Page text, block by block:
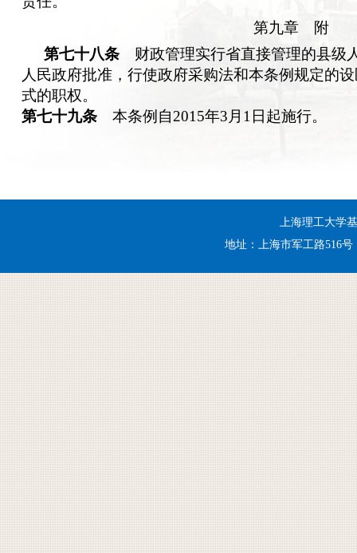
第九章 附
第七十八条财政管理实行省直接管理的县级
人民政府批准，行使政府采购法和本条例规定的
式的职权。
第七十九条本条例自2015年3月1日起施行。
上海理工大学
地址：上海市军工路516号